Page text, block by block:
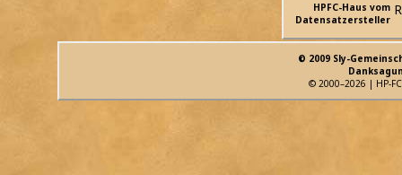
HPFC-Haus vom
Datensatzersteller
© 2009 Sly-
© 2000–2026 | HP-